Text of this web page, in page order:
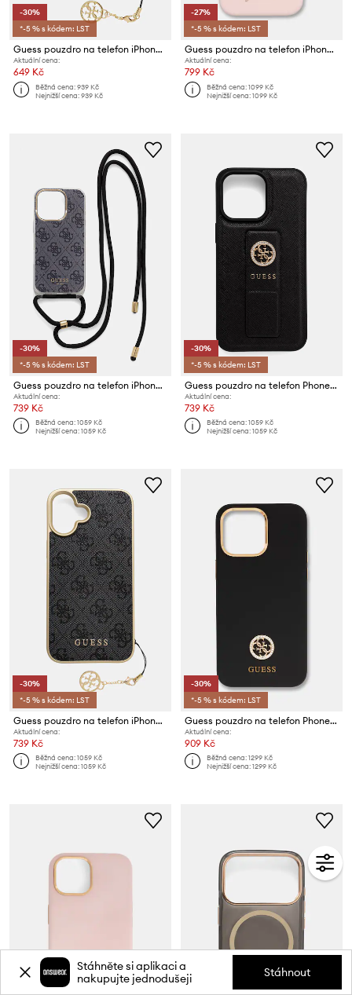
-30%
*-5 % s kódem: LST
Guess pouzdro na telefon iPhone 16 Pro
Aktuální cena:
649 Kč
Běžná cena:939 Kč
Nejnižší cena:939 Kč
-27%
*-5 % s kódem: LST
Guess pouzdro na telefon iPhone 16 Pro
Aktuální cena:
799 Kč
Běžná cena:1099 Kč
Nejnižší cena:1099 Kč
-30%
*-5 % s kódem: LST
Guess pouzdro na telefon iPhone 16 Pro
Aktuální cena:
739 Kč
Běžná cena:1059 Kč
Nejnižší cena:1059 Kč
-30%
*-5 % s kódem: LST
Guess pouzdro na telefon Phone 15 Pro Max
Aktuální cena:
739 Kč
Běžná cena:1059 Kč
Nejnižší cena:1059 Kč
-30%
*-5 % s kódem: LST
Guess pouzdro na telefon iPhone 16 Plus
Aktuální cena:
739 Kč
Běžná cena:1059 Kč
Nejnižší cena:1059 Kč
-30%
*-5 % s kódem: LST
Guess pouzdro na telefon Phone 15 Pro Max
Aktuální cena:
909 Kč
Běžná cena:1299 Kč
Nejnižší cena:1299 Kč
Stáhněte si aplikaci a
nakupujte jednodušeji
Stáhnout